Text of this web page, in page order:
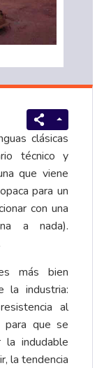
clásicas
técnico y
que viene
para un
con una
a nada).
más bien
la industria:
al
para que se
la indudable
la tendencia